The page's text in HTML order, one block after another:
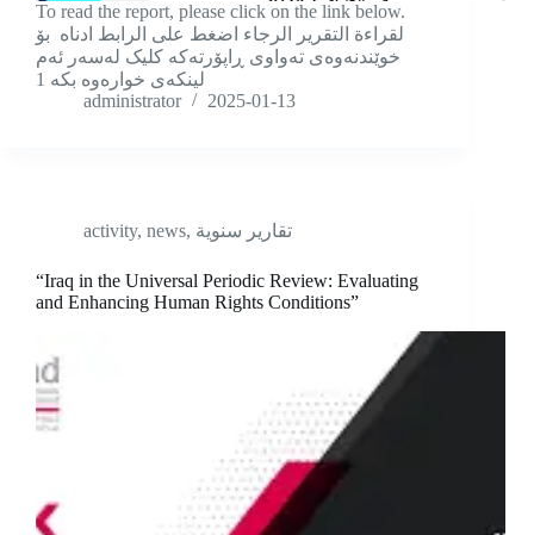
To read the report, please click on the link below.
لقراءة التقرير الرجاء اضغط على الرابط ادناه بۆ
خوێندنەوەی تەواوی ڕاپۆرتەکە کلیک لەسەر ئەم
لینکەی خوارەوە بکە 1
administrator
2025-01-13
activity, news, تقارير سنوية
“Iraq in the Universal Periodic Review: Evaluating
and Enhancing Human Rights Conditions”